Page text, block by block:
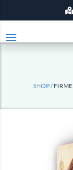
SHOP /FIRME